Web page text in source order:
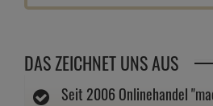
DAS ZEICHNET UNS AUS
Seit 2006 Onlinehandel